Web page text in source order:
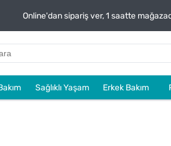
Online'dan sipariş ver, 1 saatte
Sağlıklı Yaşam Erkek Bakım